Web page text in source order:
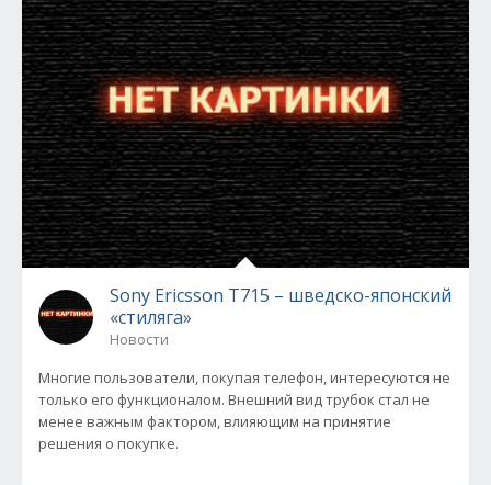
Sony Ericsson T715 – шведско-японский
«стиляга»
Новости
Многие пользователи, покупая телефон, интересуются не
только его функционалом. Внешний вид трубок стал не
менее важным фактором, влияющим на принятие
решения о покупке.